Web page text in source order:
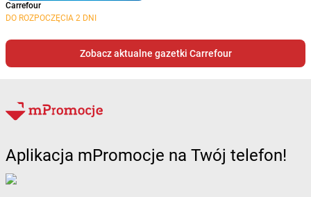
Carrefour
DO ROZPOCZĘCIA 2 DNI
Zobacz aktualne gazetki Carrefour
Aplikacja mPromocje na Twój telefon!